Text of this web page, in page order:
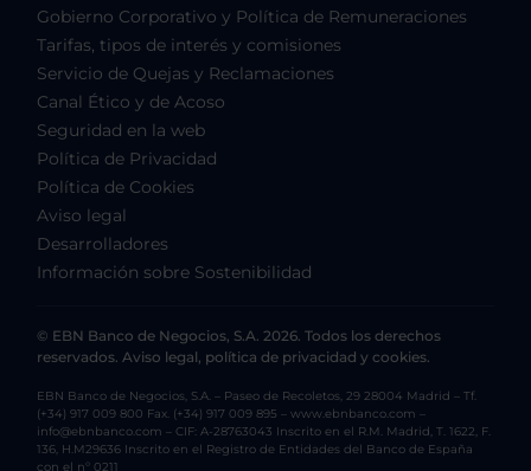
Gobierno Corporativo y Política de Remuneraciones
Tarifas, tipos de interés y comisiones
Servicio de Quejas y Reclamaciones
Canal Ético y de Acoso
Seguridad en la web
Política de Privacidad
Política de Cookies
Aviso legal
Desarrolladores
Información sobre Sostenibilidad
© EBN Banco de Negocios, S.A. 2026. Todos los derechos
reservados. Aviso legal, política de privacidad y cookies.
EBN Banco de Negocios, S.A. – Paseo de Recoletos, 29 28004 Madrid – Tf.
(+34) 917 009 800 Fax. (+34) 917 009 895 – www.ebnbanco.com –
info@ebnbanco.com – CIF: A-28763043 Inscrito en el R.M. Madrid, T. 1622, F.
136, H.M29636 Inscrito en el Registro de Entidades del Banco de España
con el nº 0211